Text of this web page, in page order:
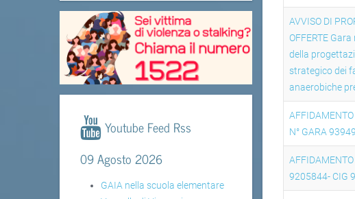
AVVISO DI
OFFERTE
della
strategico dei
anaerobiche
N° GARA
9205844- CIG
Youtube Feed Rss
09 Agosto 2026
GAIA nella scuola elementare